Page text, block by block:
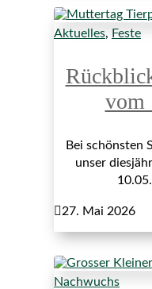
Aktuelles, Feste
vom
Bei schönsten
unser
27. Mai 2026
Nachwuchs